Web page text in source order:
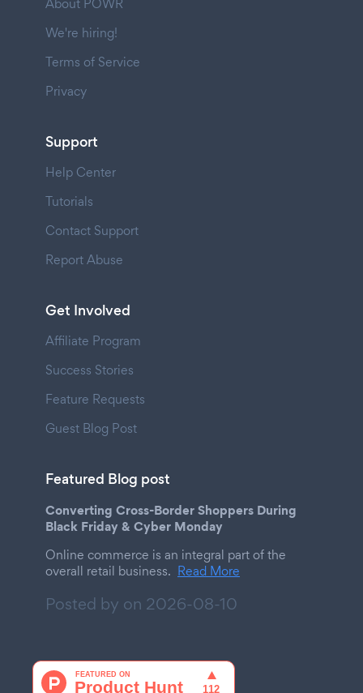
About POWR
We're hiring!
Terms of Service
Privacy
Support
Help Center
Tutorials
Contact Support
Report Abuse
Get Involved
Affiliate Program
Success Stories
Feature Requests
Guest Blog Post
Featured Blog post
Converting Cross-Border Shoppers During
Black Friday & Cyber Monday
Online commerce is an integral part of the
overall retail business. Read More
Posted by on 2026-08-10